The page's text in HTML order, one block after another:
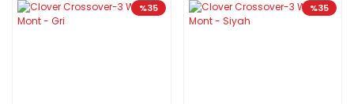
%35 %35